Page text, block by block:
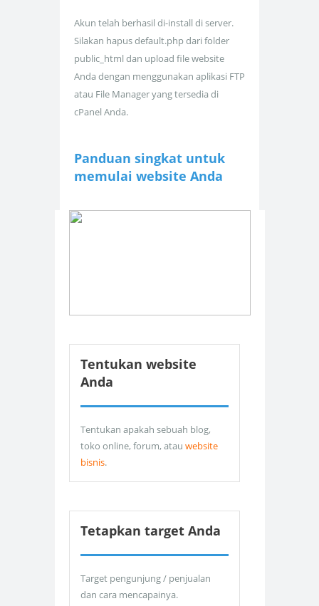
Akun telah berhasil di-install di server.
Silakan hapus default.php dari folder
public_html dan upload file website
Anda dengan menggunakan aplikasi FTP
atau File Manager yang tersedia di
cPanel Anda.
Panduan singkat untuk
memulai website Anda
Tentukan website
Anda
Tentukan apakah sebuah blog,
toko online, forum, atau website
bisnis.
Tetapkan target Anda
Target pengunjung / penjualan
dan cara mencapainya.